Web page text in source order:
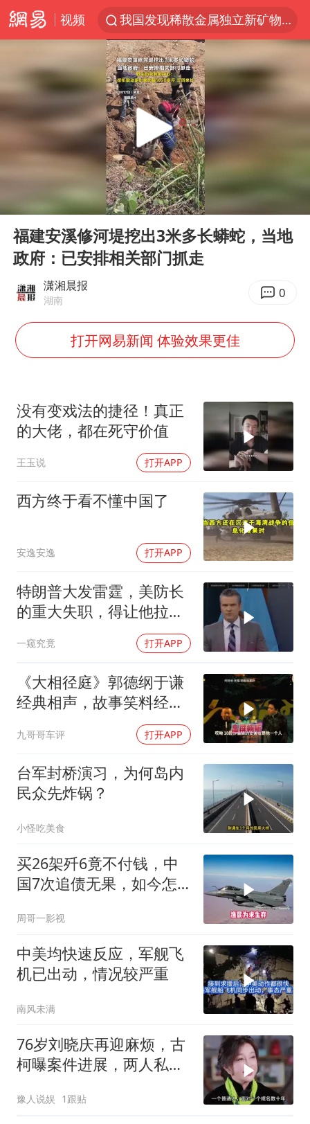
视频
我国发现稀散金属独立新矿物——乌斯河锗矿
部分银行上调存款利率
小沈阳加盟《披荆斩棘》
朱一龙的鼻子怎么了
律师谈贾冰私人饭局被偷拍
4.2平卫生间补漏注胶花1.55万
国乒连续两站无缘冠军
上海鼓励居家办公
周星驰妈妈现身香港首映礼
三预警齐发 11个省份有大到暴雨
从科技创新看开局起步的时与势
Play
福建安溪修河堤挖出3米多长蟒蛇，当地
政府：已安排相关部门抓走
潇湘晨报
湖南 0
打开网易新闻 体验效果更佳
没有变戏法的捷径！真正
的大佬，都在死守价值
王玉说 打开APP
西方终于看不懂中国了
安逸安逸 打开APP
特朗普大发雷霆，美防长
的重大失职，得让他拉下
一窥究竟 打开APP
《大相径庭》郭德纲于谦
经典相声，故事笑料经典
九哥哥车评 打开APP
台军封桥演习，为何岛内
民众先炸锅？
小怪吃美食
买26架歼6竟不付钱，中
国7次追债无果，如今怎
周哥一影视
中美均快速反应，军舰飞
机已出动，情况较严重
南风未满
76岁刘晓庆再迎麻烦，古
柯曝案件进展，两人私密
豫人说娱 1跟贴